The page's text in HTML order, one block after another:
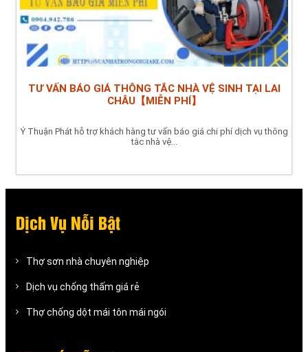
TƯ VẤN BÁO GIÁ THÔNG TẮC NHÀ VỆ SINH TẠI LAI
CHÂU【MIỄN PHÍ】
Ý Thuận Phát hỗ trợ khách hàng tư vấn báo giá chi phí dịch vụ thông
tắc nhà vệ...
Dịch Vụ Nỗi Bật
Thợ sơn nhà chuyên nghiệp
Dịch vụ chống thấm giá rẻ
Thợ chống dột mái tôn mái ngói